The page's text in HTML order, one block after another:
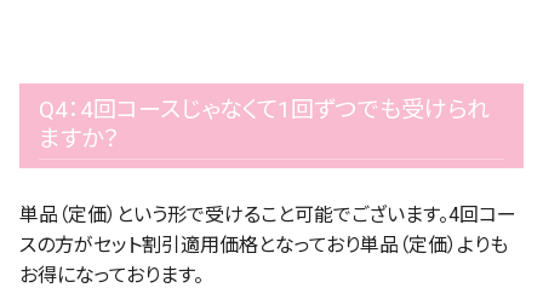
Q4：4回コースじゃなくて1回ずつでも受けられ
ますか？
単品（定価）という形で受けること可能でございます。4回コー
スの方がセット割引適用価格となっており単品（定価）よりも
お得になっております。